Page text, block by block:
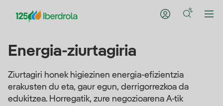
Energia-ziurtagiria
Ziurtagiri honek higiezinen energia-efizientzia
erakusten du eta, gaur egun, derrigorrezkoa da
edukitzea. Horregatik, zure negozioarena A-tik